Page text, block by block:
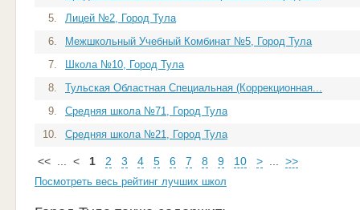
5.
Лицей №2, Город Тула
6.
Межшкольный Учебный Комбинат №5, Город Тула
7.
Школа №10, Город Тула
8.
Тульская Областная Специальная (Коррекционная...
9.
Средняя школа №71, Город Тула
10.
Средняя школа №21, Город Тула
<< < 1 2 3 4 5 6 7 8 9 10 > >>
Посмотреть весь рейтинг лучших школ